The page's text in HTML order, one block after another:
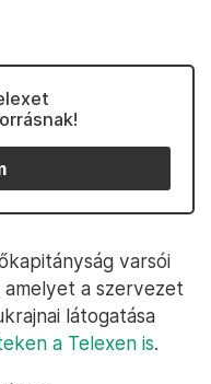
varsói
a szervezet
látogatása
a Telexen is.